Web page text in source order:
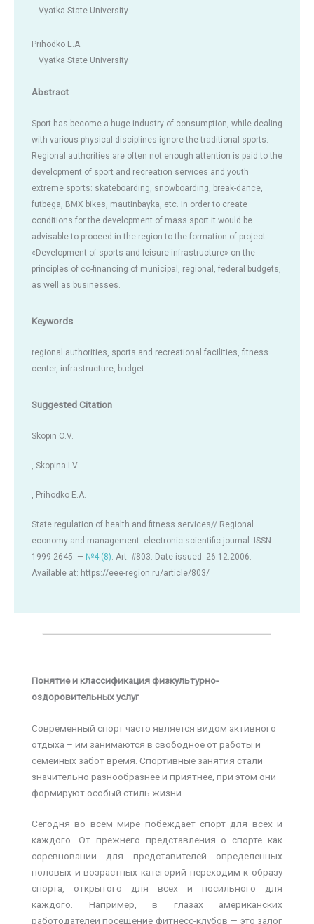
Vyatka State University
Prihodko E.A.
Vyatka State University
Abstract
Sport has become a huge industry of consumption, while dealing
with various physical disciplines ignore the traditional sports.
Regional authorities are often not enough attention is paid to the
development of sport and recreation services and youth
extreme sports: skateboarding, snowboarding, break-dance,
futbega, BMX bikes, mautinbayka, etc. In order to create
conditions for the development of mass sport it would be
advisable to proceed in the region to the formation of project
«Development of sports and leisure infrastructure» on the
principles of co-financing of municipal, regional, federal budgets,
as well as businesses.
Keywords
regional authorities, sports and recreational facilities, fitness
center, infrastructure, budget
Suggested Citation
Skopin O.V.
, Skopina I.V.
, Prihodko E.A.
State regulation of health and fitness services// Regional
economy and management: electronic scientific journal. ISSN
1999-2645. — №4 (8). Art. #803. Date issued: 26.12.2006.
Available at: https://eee-region.ru/article/803/
Понятие и классификация физкультурно-
оздоровительных услуг
Современный спорт часто является видом активного
отдыха – им занимаются в свободное от работы и
семейных забот время. Спортивные занятия стали
значительно разнообразнее и приятнее, при этом они
формируют особый стиль жизни.
Сегодня во всем мире побеждает спорт для всех и
каждого. От прежнего представления о спорте как
соревновании для представителей определенных
половых и возрастных категорий переходим к образу
спорта, открытого для всех и посильного для
каждого. Например, в глазах американских
работодателей посещение фитнесс-клубов — это залог